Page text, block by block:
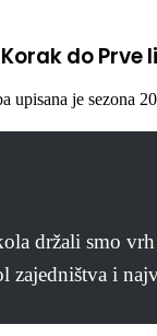
do Prve
upisana je sezona
držali smo
zajedništva i